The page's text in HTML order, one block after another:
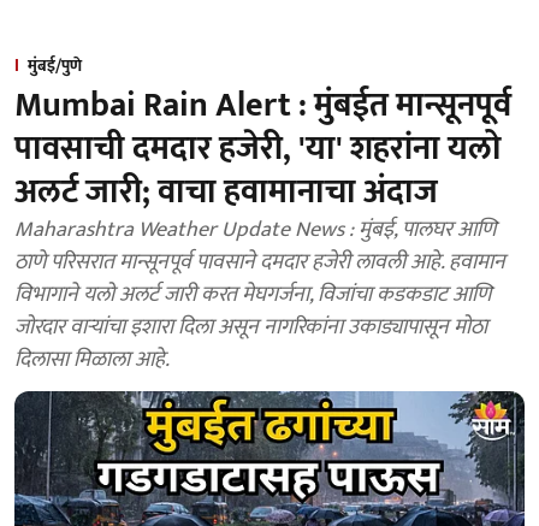
मुंबई/पुणे
Mumbai Rain Alert : मुंबईत मान्सूनपूर्व
पावसाची दमदार हजेरी, 'या' शहरांना यलो
अलर्ट जारी; वाचा हवामानाचा अंदाज
Maharashtra Weather Update News : मुंबई, पालघर आणि
ठाणे परिसरात मान्सूनपूर्व पावसाने दमदार हजेरी लावली आहे. हवामान
विभागाने यलो अलर्ट जारी करत मेघगर्जना, विजांचा कडकडाट आणि
जोरदार वाऱ्यांचा इशारा दिला असून नागरिकांना उकाड्यापासून मोठा
दिलासा मिळाला आहे.